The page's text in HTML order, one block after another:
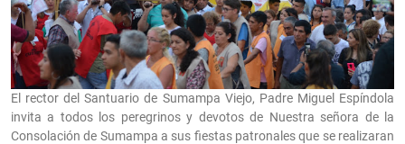
El rector del Santuario de Sumampa Viejo, Padre Miguel Espíndola
invita a todos los peregrinos y devotos de Nuestra señora de la
Consolación de Sumampa a sus fiestas patronales que se realizaran